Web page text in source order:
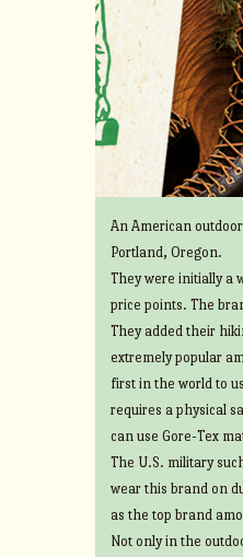
An American
Portland, Oregon.
They were initially a
price points. The
They added their
extremely popular
first in the world to
requires a physical
can use Gore-Tex
The U.S. military
wear this brand on
as the top brand
Not only in the